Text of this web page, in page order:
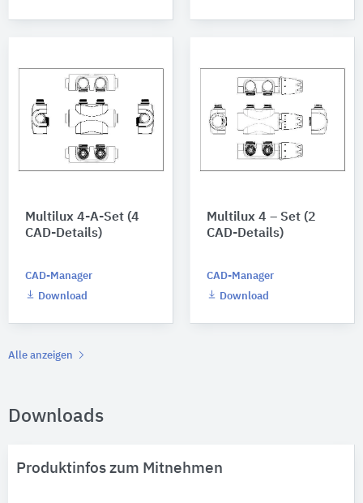
Multilux 4-A-Set (4
CAD-Details)
CAD-Manager
Download
Multilux 4 – Set (2
CAD-Details)
CAD-Manager
Download
Alle anzeigen
Downloads
Produktinfos zum Mitnehmen